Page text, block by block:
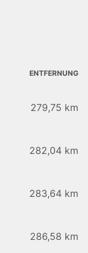
ENTFERNUNG
279,75 km
282,04 km
283,64 km
286,58 km